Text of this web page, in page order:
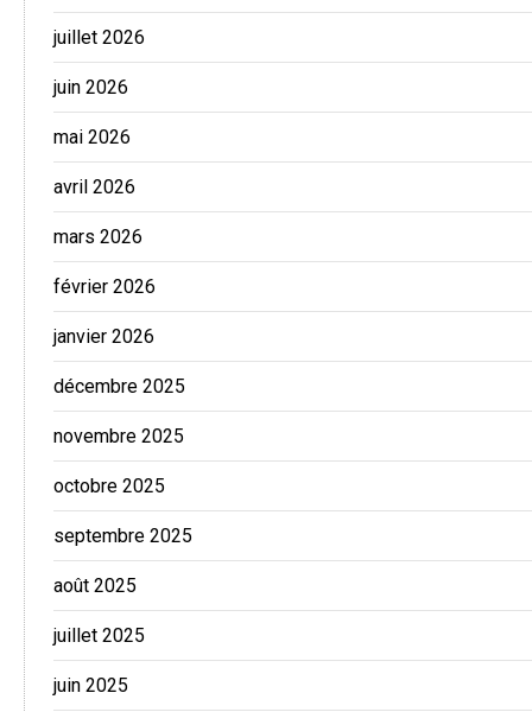
juillet 2026
juin 2026
mai 2026
avril 2026
mars 2026
février 2026
janvier 2026
décembre 2025
novembre 2025
octobre 2025
septembre 2025
août 2025
juillet 2025
juin 2025